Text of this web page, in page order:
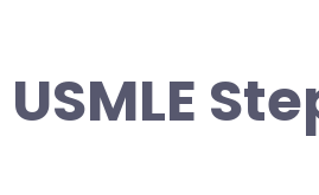
USMLE